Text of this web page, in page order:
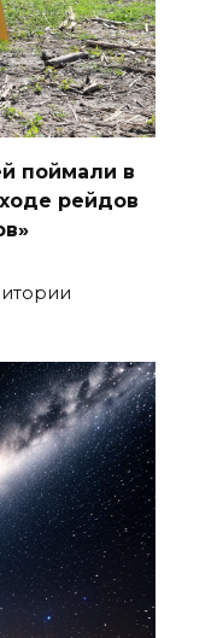
поймали в
рейдов